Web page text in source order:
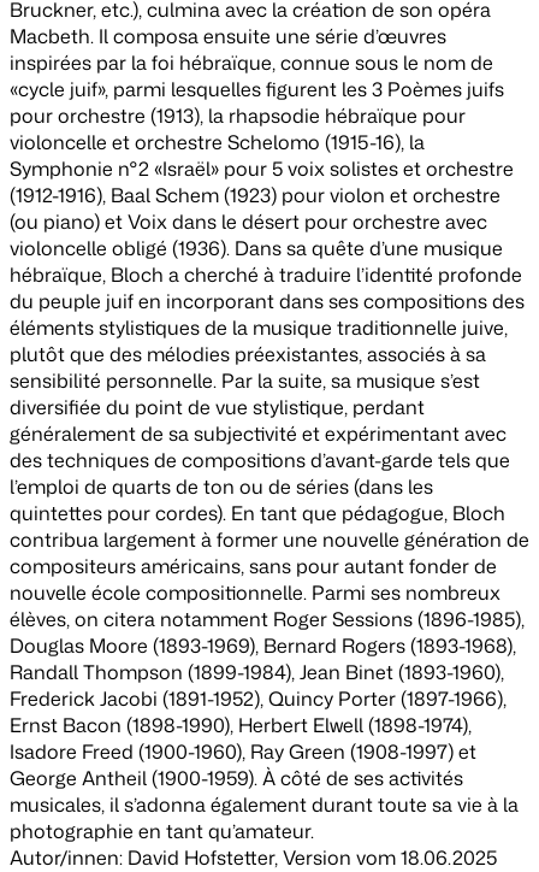
Bruckner, etc.), culmina avec la création de son opéra
Macbeth. Il composa ensuite une série d’œuvres
inspirées par la foi hébraïque, connue sous le nom de
«cycle juif», parmi lesquelles figurent les3 Poèmes juifs
pour orchestre (1913), la rhapsodie hébraïque pour
violoncelle et orchestre Schelomo (1915-16), la
Symphonie n°2 «Israël» pour 5 voix solistes et orchestre
(1912-1916), Baal Schem(1923) pour violon et orchestre
(ou piano) etVoix dans le désert pour orchestre avec
violoncelle obligé (1936). Dans sa quête d’une musique
hébraïque, Bloch a cherché à traduire l’identité profonde
du peuple juif en incorporant dans ses compositions des
éléments stylistiques de la musique traditionnelle juive,
plutôt que des mélodies préexistantes, associés à sa
sensibilité personnelle. Par la suite, sa musique s’est
diversifiée du point de vue stylistique, perdant
généralement de sa subjectivité et expérimentant avec
des techniques de compositions d’avant-garde tels que
l’emploi de quarts de ton ou de séries (dans les
quintettes pour cordes). En tant que pédagogue, Bloch
contribua largement à former une nouvelle génération de
compositeurs américains, sans pour autant fonder de
nouvelle école compositionnelle. Parmi ses nombreux
élèves, on citera notamment Roger Sessions (1896-1985),
Douglas Moore (1893-1969), Bernard Rogers (1893-1968),
Randall Thompson (1899-1984), Jean Binet (1893-1960),
Frederick Jacobi (1891-1952), Quincy Porter (1897-1966),
Ernst Bacon (1898-1990), Herbert Elwell (1898-1974),
Isadore Freed (1900-1960), Ray Green (1908-1997) et
George Antheil (1900-1959). À côté de ses activités
musicales, il s’adonna également durant toute sa vie à la
photographie en tant qu’amateur.
Autor/innen: David Hofstetter,Version vom 18.06.2025